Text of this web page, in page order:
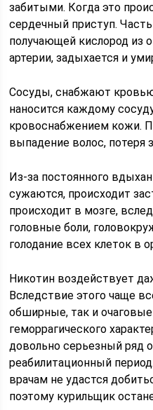
забитыми. Когда это
сердечный приступ.
получающей кислород из
артерии, задыхается и
Сосуды, снабжают
наносится каждому
кровоснабжением кожи.
выпадение волос, потеря
Из-за постоянного
сужаются, происходит
происходит в мозге,
головные боли,
голодание всех клеток в
Никотин воздействует
Вследствие этого чаще
обширные, так и
геморрагического
довольно серьезный ряд
реабилитационный
врачам не удастся
поэтому курильщик